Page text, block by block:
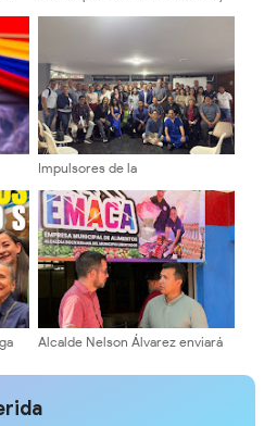
Impulsores de la
activan estructura electoral en
facultades y núcleos
Alcalde Nelson Álvarez enviará